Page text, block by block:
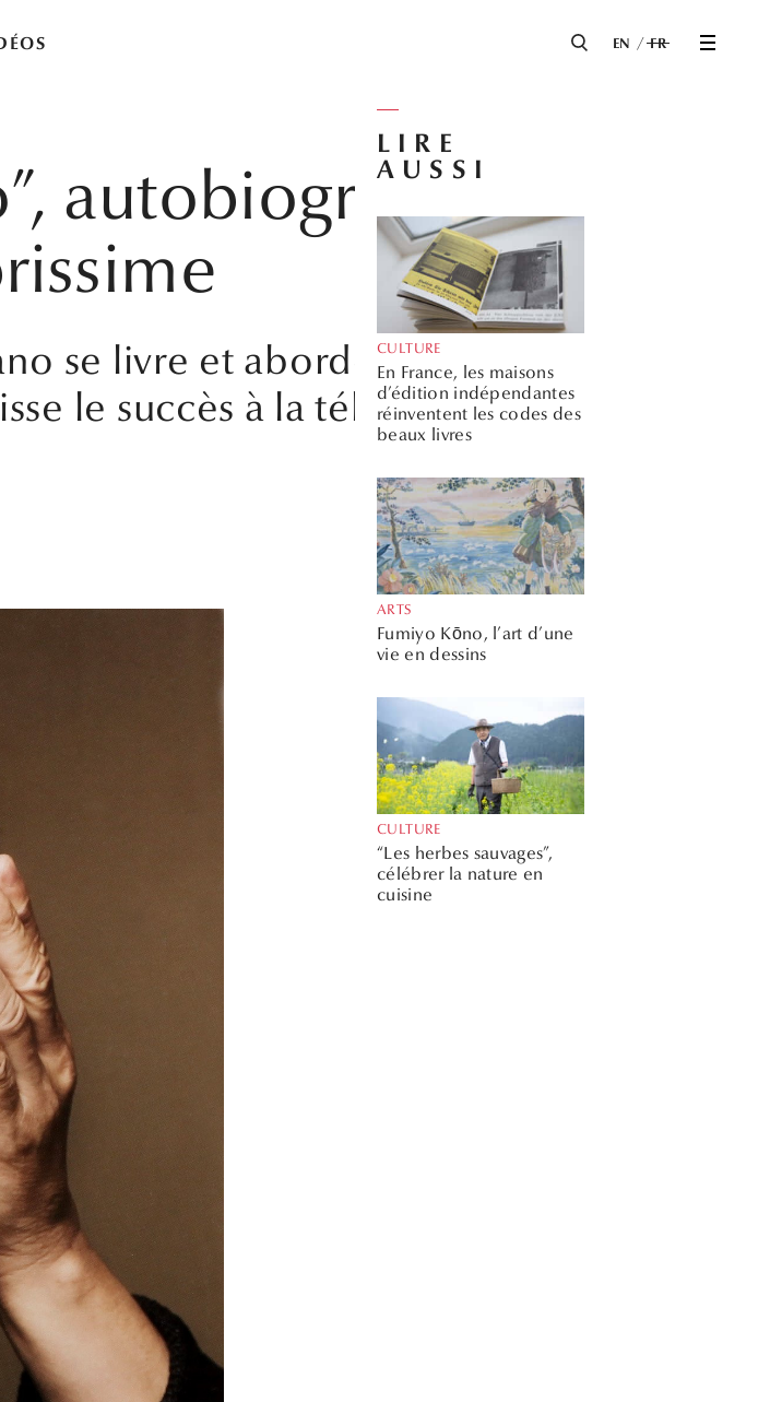
EN FR
autobiographie
se livre et aborde ses débuts
le succès à la télévision puis
LIRE
AUSSI
CULTURE
En France, les maisons
d’édition indépendantes
réinventent les codes des
beaux livres
ARTS
Fumiyo Kōno, l’art d’une
vie en dessins
CULTURE
“Les herbes sauvages”,
célébrer la nature en
cuisine